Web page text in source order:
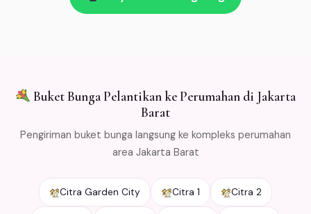
Buket Bunga Pelantikan ke Perumahan di Jakarta
Barat
Pengiriman buket bunga langsung ke kompleks perumahan
area Jakarta Barat
Citra Garden City Citra 1 Citra 2